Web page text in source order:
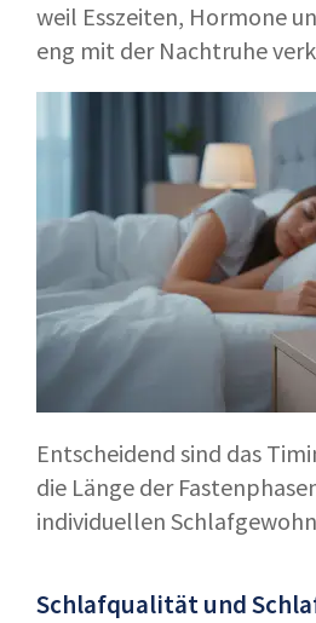
weil Esszeiten, Hormone
eng mit der Nacht­ruhe
Entscheidend sind das
die Länge der
individuellen
Schlafqualität und